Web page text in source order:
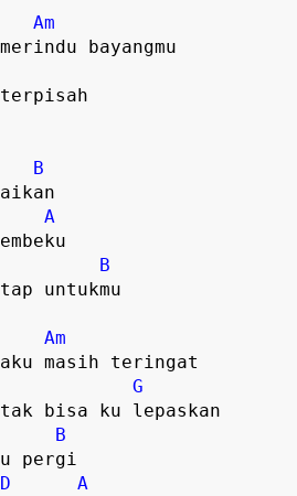
Am
bayangmu
B
A
B
untukmu
Am
masih teringat
G
tak bisa ku lepaskan
B
pergi
D A